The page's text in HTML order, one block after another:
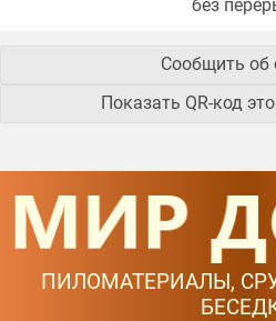
без
Сообщить об
Показать QR-код
ПИЛОМАТЕРИАЛЫ,